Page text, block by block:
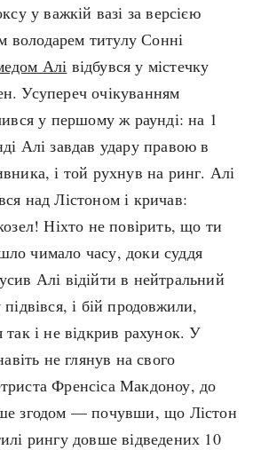
Україна
Княжа доба
Козацька доба
Українська революція
Україна радянська
Україна незалежна
ЗНО
Хронологія
Античні часи
Темні віки
Високе Середньовіччя
Пізнє Середньовіччя
Нова історія
Новітня історія
Наш час
у важкій вазі за версією
титулу Сонні
Алі відбувся у містечку
Усупереч очікуванням
у першому ж раунді: на 1
Алі завдав удару правою в
і той рухнув на ринг. Алі
над Лістоном і кричав:
Ніхто не повірить, що ти
чимало часу, доки суддя
Алі відійти в нейтральний
і бій продовжили,
і не відкрив рахунок. У
не глянув на свого
Френсіса Макдоноу, до
згодом — почувши, що Лістон
рингу довше відведених 10